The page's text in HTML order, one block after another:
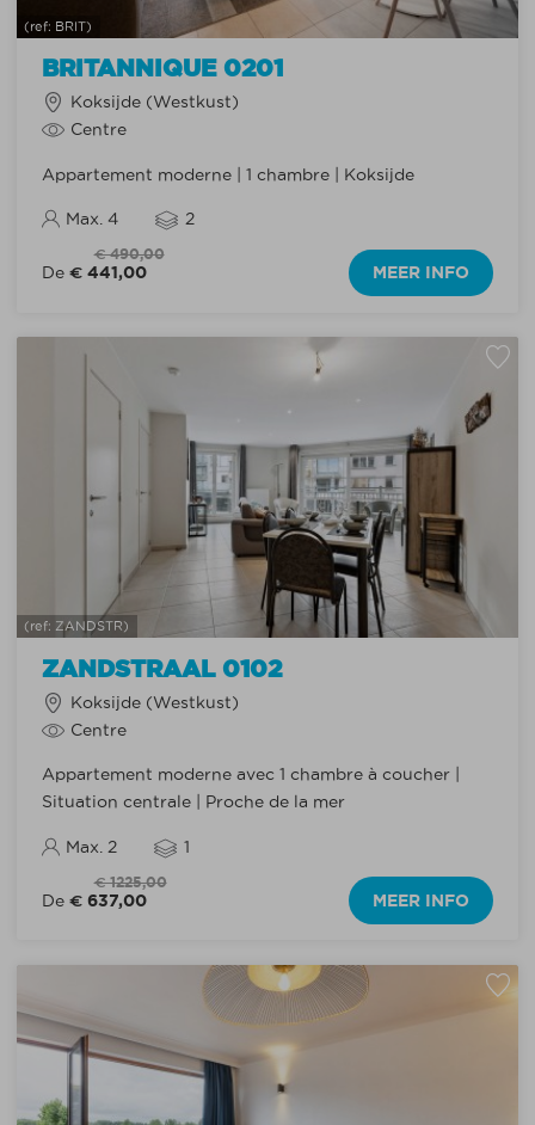
BRITANNIQUE 0201
(ref: BRIT)
Koksijde (Westkust)
Centre
Appartement moderne | 1 chambre | Koksijde
Max. 4 2
€ 490,00
De € 441,00 MEER INFO
ZANDSTRAAL 0102
(ref: ZANDSTR)
Koksijde (Westkust)
Centre
Appartement moderne avec 1 chambre à coucher |
Situation centrale | Proche de la mer
Max. 2 1
€ 1225,00
De € 637,00 MEER INFO